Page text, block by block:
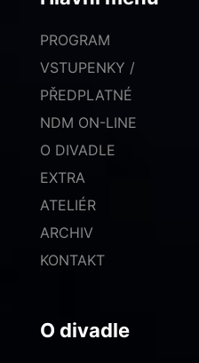
PROGRAM
VSTUPENKY /
PŘEDPLATNÉ
NDM ON-LINE
O DIVADLE
EXTRA
ATELIÉR
ARCHIV
KONTAKT
O divadle